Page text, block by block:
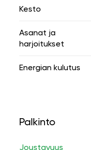
Kesto
Asanat ja
harjoitukset
Energian kulutus
Palkinto
Joustavuus